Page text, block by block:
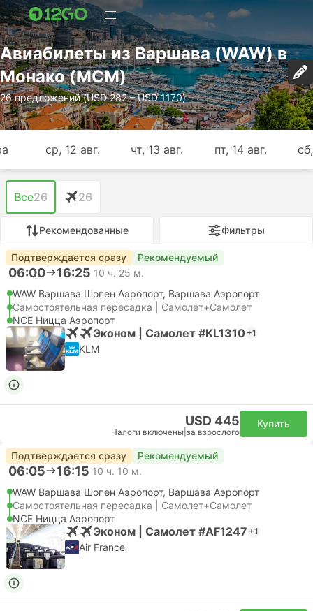
Авиабилеты из Варшава (WAW) в
Монако (MCM)
26 предложений (USD 282 – USD 1170)
ср, 12 авг. чт, 13 авг. пт, 14 авг.
Все26 26
Рекомендованные Фильтры
Подтверждается сразу Рекомендуемый
06:00 16:25 10 ч. 25 м.
WAW Варшава Шопен Аэропорт, Варшава Аэропорт
Самостоятельная пересадка | Самолет+Самолет
NCE Ницца Аэропорт
Эконом | Самолет #KL1310 +1
KLM
USD 445
Налоги включены за взрослого
Купить
Подтверждается сразу Рекомендуемый
06:05 16:15 10 ч. 10 м.
WAW Варшава Шопен Аэропорт, Варшава Аэропорт
Самостоятельная пересадка | Самолет+Самолет
NCE Ницца Аэропорт
Эконом | Самолет #AF1247 +1
Air France